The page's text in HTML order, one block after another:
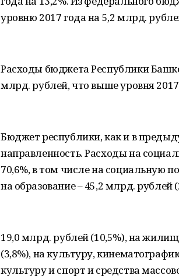
уровню 2017 года на 5,2 млрд.
Расходы бюджета Республики
млрд. рублей, что выше уровня
Бюджет республики, как и в
направленность. Расходы на
70,6%, в том числе на социальную
на образование – 45,2 млрд. рублей
19,0 млрд. рублей (10,5%), на
(3,8%), на культуру,
культуру и спорт и средства